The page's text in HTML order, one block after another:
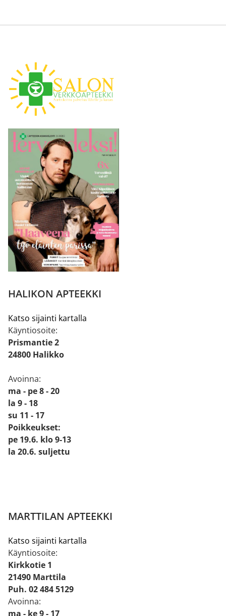
HALIKON APTEEKKI
Katso sijainti kartalla
Käyntiosoite:
Prismantie 2
24800 Halikko
Avoinna:
ma - pe 8 - 20
la 9 - 18
su 11 - 17
Poikkeukset:
pe 19.6. klo 9-13
la 20.6. suljettu
MARTTILAN APTEEKKI
Katso sijainti kartalla
Käyntiosoite:
Kirkkotie 1
21490 Marttila
Puh. 02 484 5129
Avoinna:
ma - ke 9 - 17